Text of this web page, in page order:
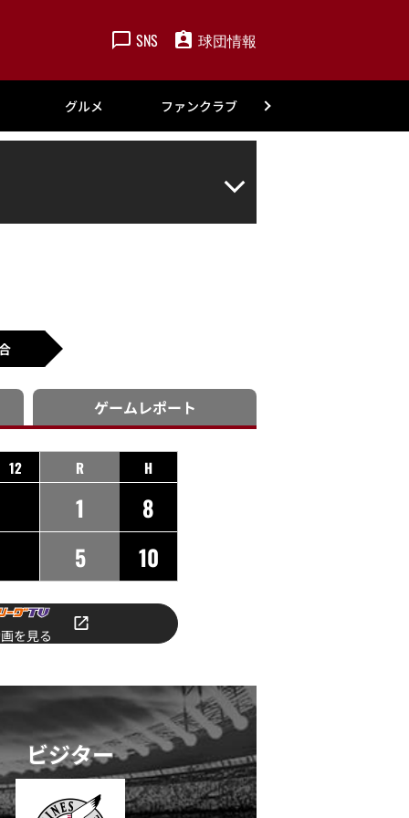
SNS 球団情報
グルメ ファンクラブ
ゲームレポート
12 R H
1
8
5
10
を見る
ビジター